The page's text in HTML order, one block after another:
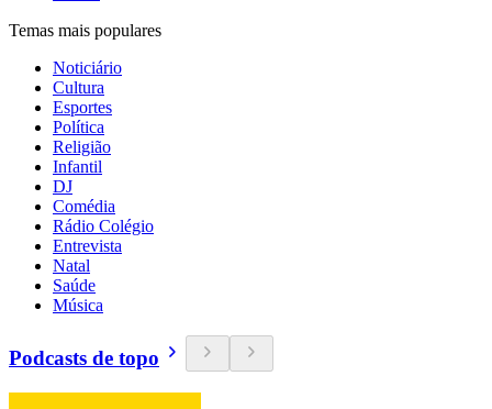
Temas mais populares
Noticiário
Cultura
Esportes
Política
Religião
Infantil
DJ
Comédia
Rádio Colégio
Entrevista
Natal
Saúde
Música
Podcasts de topo